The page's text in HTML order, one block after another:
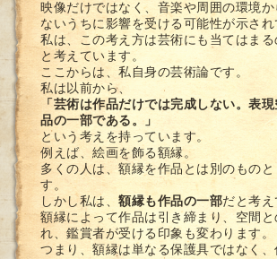
映像だけではなく、音楽や周囲の環境か
ないうちに影響を受ける可能性が示され
私は、この考え方は芸術にも当てはま
と考えています。
ここからは、私自身の芸術論です。
私は以前から、
「芸術は作品だけでは完成しない。表
品の一部である。」
という考えを持っています。
例えば、絵画を飾る額縁。
多くの人は、額縁を作品とは別のものと
す。
しかし私は、額縁も作品の一部だと考え
額縁によって作品は引き締まり、空間
れ、鑑賞者が受ける印象も変わります。
つまり、額縁は単なる保護具ではなく